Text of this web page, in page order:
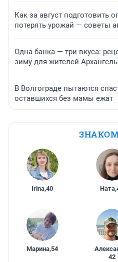
Как за август подготовить
потерять урожай — советы
Одна банка — три вкуса:
зиму для жителей
В Волгограде пытаются
оставшихся без мамы ежат
Irina,40 Ната,
Марина,54
42